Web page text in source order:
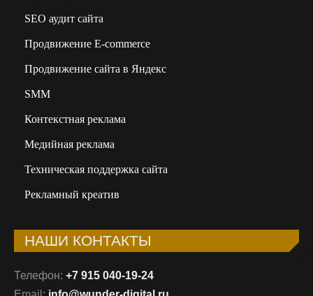
SEO аудит сайта
Продвижение E-commerce
Продвижение сайта в Яндекс
SMM
Контекстная реклама
Медийная реклама
Техническая поддержка сайта
Рекламный креатив
НАШИ КОНТАКТЫ
Телефон: +7 915 040-19-24